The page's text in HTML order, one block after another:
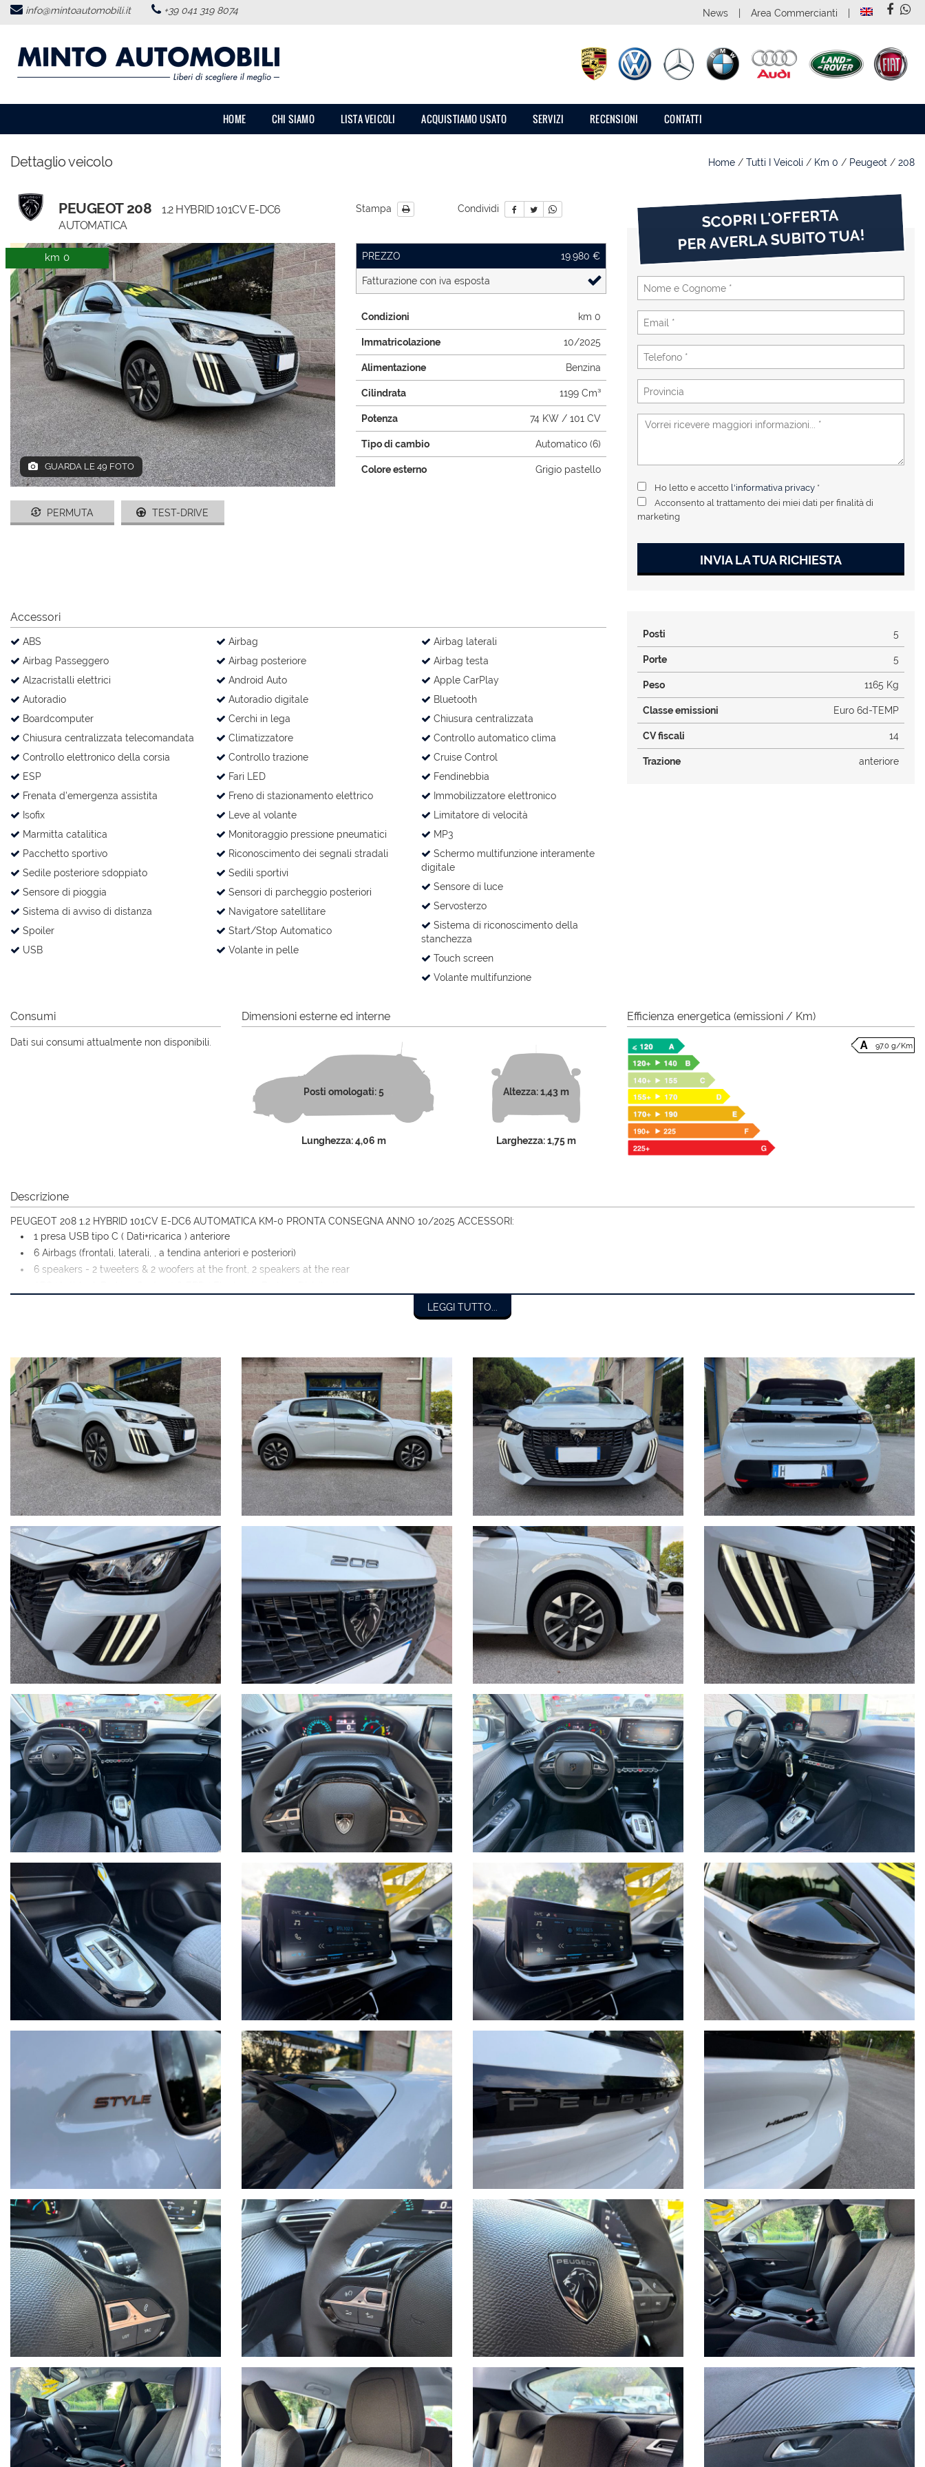
HOME
CHI SIAMO
RECENSIONI
CONTATTI
NEWS
AREA COMMERCIANTI
ENGLISH
info@mintoautomobili.it +39 041 319 8074 News Area Commercianti
HOME CHI SIAMO LISTA VEICOLI ACQUISTIAMO USATO SERVIZI RECENSIONI CONTATTI
Dettaglio veicolo Home / Tutti I Veicoli / Km 0 / Peugeot / 208
PEUGEOT 208
1.2 HYBRID 101CV E-DC6
AUTOMATICA
Stampa Condividi
km 0
GUARDA LE 49 FOTO
PERMUTA TEST-DRIVE
PREZZO 19.980 €
Fatturazione con iva esposta
Condizioni km 0
Immatricolazione 10/2025
Alimentazione Benzina
Cilindrata 1199 Cm³
Potenza 74 KW / 101 CV
Tipo di cambio Automatico (6)
Colore esterno Grigio pastello
SCOPRI L'OFFERTA
PER AVERLA SUBITO TUA!
Ho letto e accetto l'informativa privacy *
Acconsento al trattamento dei miei dati per finalità di
marketing
INVIA LA TUA RICHIESTA
Accessori
ABS
Airbag Passeggero
Alzacristalli elettrici
Autoradio
Boardcomputer
Chiusura centralizzata telecomandata
Controllo elettronico della corsia
ESP
Frenata d'emergenza assistita
Isofix
Marmitta catalitica
Pacchetto sportivo
Sedile posteriore sdoppiato
Sensore di pioggia
Sistema di avviso di distanza
Spoiler
USB
Airbag
Airbag posteriore
Android Auto
Autoradio digitale
Cerchi in lega
Climatizzatore
Controllo trazione
Fari LED
Freno di stazionamento elettrico
Leve al volante
Monitoraggio pressione pneumatici
Riconoscimento dei segnali stradali
Sedili sportivi
Sensori di parcheggio posteriori
Navigatore satellitare
Start/Stop Automatico
Volante in pelle
Airbag laterali
Airbag testa
Apple CarPlay
Bluetooth
Chiusura centralizzata
Controllo automatico clima
Cruise Control
Fendinebbia
Immobilizzatore elettronico
Limitatore di velocità
MP3
Schermo multifunzione interamente
digitale
Sensore di luce
Servosterzo
Sistema di riconoscimento della
stanchezza
Touch screen
Volante multifunzione
Posti 5
Porte 5
Peso 1165 Kg
Classe emissioni Euro 6d-TEMP
CV fiscali 14
Trazione anteriore
Consumi
Dati sui consumi attualmente non disponibili.
Dimensioni esterne ed interne
Posti omologati: 5
Lunghezza: 4,06 m
Altezza: 1,43 m
Larghezza: 1,75 m
Efficienza energetica (emissioni / Km)
97.0 g/Km
Descrizione
PEUGEOT 208 1.2 HYBRID 101CV E-DC6 AUTOMATICA KM-0 PRONTA CONSEGNA ANNO 10/2025 ACCESSORI:
1 presa USB tipo C ( Dati+ricarica ) anteriore
6 Airbags (frontali, laterali, , a tendina anteriori e posteriori)
6 speakers - 2 tweeters & 2 woofers at the front, 2 speakers at the rear
Badge Style nel montante posteriore
Calandra Nera con inserti a sviluppo orizzontale
Calotte specchietti retrovisori Nero brillante
Cambio automatico
Cerchi in lamiera 16" da 16" 'MONTI' con copricerchio
Chiusura automatica porte quando la vettura è in movimento
Cinture di sic. ant. con pretensionatore e limit. di sforzo
Cinture di sicurezza anteriori e posteriori con sensore allaccio passeggero
Climatizzatore manuale monozona
Consolle bassa con freno di stazionamento a comando meccanico
Correzione automatica assetto fari
Dettagli superiori in tinta carrozzeria
Distribuzione elettronica della forza frenante (REF)
ESP con aiuto alla partenza in salita
Finitura nera lucida tra le luci posteriori
Fissaggi ISOFIX e Top Tether per i posti laterali posteriori
Inserti della griglia inferiore neri
Interni in tessuto Rimini con cuciture Arancioni
Luce bagagliaio
Luci plafoniera ( 1 centrale, 2 luci di lettura)
Luci posteriori esclusive a 3 artigli con stop a LED
Maniglie esterne in tinta carrozzeria
Monitoraggio della corretta pressione degli pneumatici
Pack Safety
Panchetta posteriore ribaltabile 1/3 - 2/3
Pannelli porte anteriori con inserti effetto Carbonio
Peugeot Connect ONE ( SOS & Assistance e Teleservices)
Peugeot i-Cockpit® analogico con display centrale 3,5" a matrice attiva
Plancia con inserti effetto Carbonio e maniglie pannelli porta Nero brillante con inserti cromati
Profili dei vetri nero opaco
Proiettori anteriori Peugeot LED Technology con luci diurne LED a 3 artigli
Retrovisore interno manuale giorno/notte
Retrovisori esterni riscaldabili, regolabili e ribaltabili manualmente
Schermo con Toggles Switches
Sedile lato guida regolabile manualmente in altezza
Sensori di parcheggio posteriori con supporto grafico e sonoro
Servosterzo elettrico
Spoiler nero lucido
Telecomando 3 tasti con chiave standard
Tergilavalunotto
Touchscreen 10'' con Radio & Bluetooth telefono
Visibility Pack - Accensione luci automatica con sensore crepuscolare
Volante compatto in pelle pieno fiore con nuovo Logo e comandi multimedia integrali
Volante regolabile in altezza e profondità
PREZZO VENDITA EURO 19.980,00 CON PIANO FINANZIARIO (ESEMPIO EURO 229,00 AL MESE CON FURTO INCENDIO GRANDINE CRISTALLI ATTI VANDALICI ATTRAVERSAMENTO ANIMALI
SELVATICI).VISITA IL NOSTRO SITO OLTRE 30 FOTO!!
PER INFORMAZIONI CONTATTARE:
Giancarlo Minto Cellulare e WhatsApp 335/7083090
MINTO AUTOMOBILI SRL
Via Martiri della Libertà 391
30173 Mestre (Ve) Italia
Tel. + 39 041/3198074
Tel. + 39 041/3196130
Sito internet: www.mintoautomobili.it
LEGGI TUTTO...